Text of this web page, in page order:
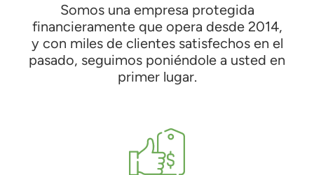
Somos una empresa protegida
financieramente que opera desde 2014,
y con miles de clientes satisfechos en el
pasado, seguimos poniéndole a usted en
primer lugar.